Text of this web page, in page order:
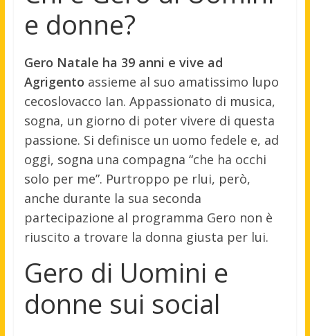
e donne?
Gero Natale ha 39 anni e vive ad
Agrigento assieme al suo amatissimo lupo
cecoslovacco Ian. Appassionato di musica,
sogna, un giorno di poter vivere di questa
passione. Si definisce un uomo fedele e, ad
oggi, sogna una compagna “che ha occhi
solo per me”. Purtroppo pe rlui, però,
anche durante la sua seconda
partecipazione al programma Gero non è
riuscito a trovare la donna giusta per lui.
Gero di Uomini e
donne sui social